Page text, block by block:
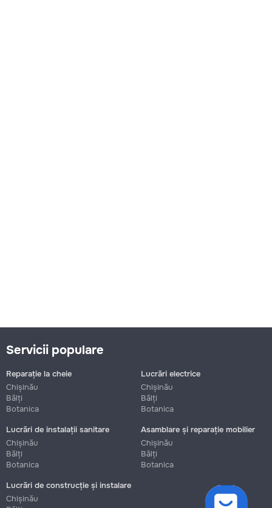
Servicii populare
Reparație la cheie
Chișinău
Bălți
Botanica
Lucrări electrice
Chișinău
Bălți
Botanica
Lucrări de instalații sanitare
Chișinău
Bălți
Botanica
Asamblare și reparație mobilier
Chișinău
Bălți
Botanica
Lucrări de construcție și instalare
Chișinău